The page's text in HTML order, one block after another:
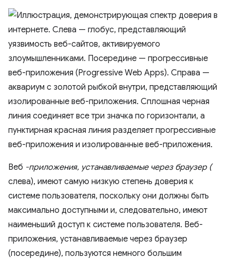
Веб -приложения, устанавливаемые через браузер (
слева), имеют самую низкую степень доверия к
системе пользователя, поскольку они должны быть
максимально доступными и, следовательно, имеют
наименьший доступ к системе пользователя. Веб-
приложения, устанавливаемые через браузер
(посередине), пользуются немного большим